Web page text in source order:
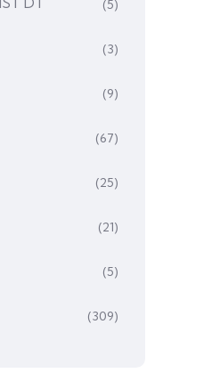
(5)
(3)
(9)
(67)
(25)
(21)
(5)
(309)